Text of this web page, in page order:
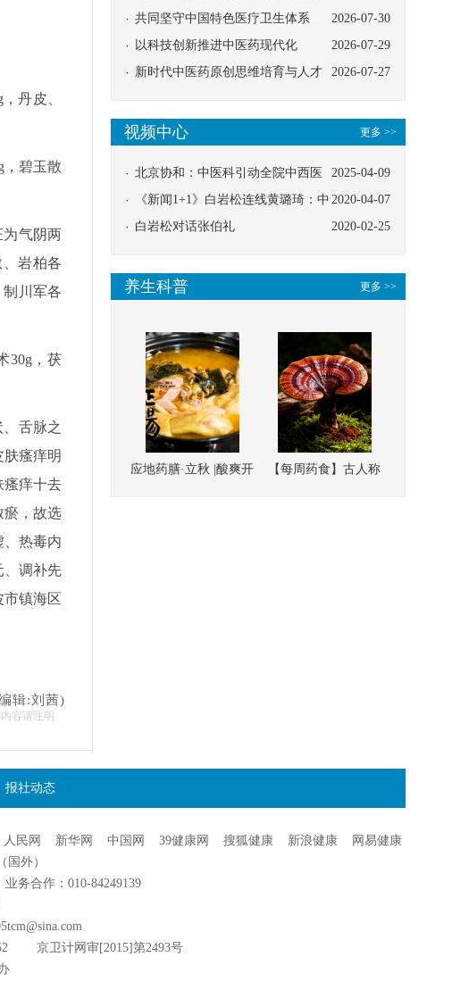
丹皮、
，碧玉散
为气阴两
岩柏各
川军各
30g，茯
舌脉之
瘙痒明
瘙痒十去
瘀，故选
热毒内
、调补先
镇海区
辑:刘茜)
容请注明
应告知煎服方法及注意事项
2026-07-30
共同坚守中国特色医疗卫生体系
2026-07-29
以科技创新推进中医药现代化
2026-07-27
新时代中医药原创思维培育与人才
更多 >>
视频中心
2025-04-09
北京协和：中医科引动全院中西医
协同
2020-04-07
《新闻1+1》白岩松连线黄璐琦：中
医救治的临床效果
2020-02-25
白岩松对话张伯礼
更多 >>
养生科普
应地药膳·立秋 |酸爽开
【每周药食】古人称
报社动态
人民网 新华网 中国网 39健康网 搜狐健康 新浪健康
网易健康
外）
务合作：010-84249139
京卫计网审[2015]第2493号